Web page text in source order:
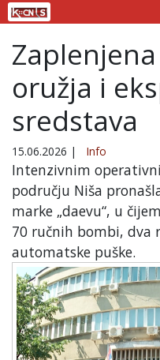
oružja i
sredstava
15.06.2026 | Info
Intenzivnim
području Niša
marke „daevu“, u
70 ručnih bombi, dva
automatske puške.